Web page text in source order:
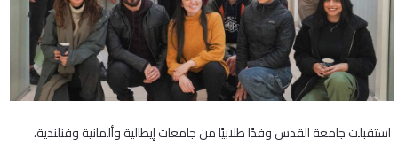
استقبلت جامعة القدس وفدًا طلابيًا من جامعات إيطالية وألمانية وفنلندية،